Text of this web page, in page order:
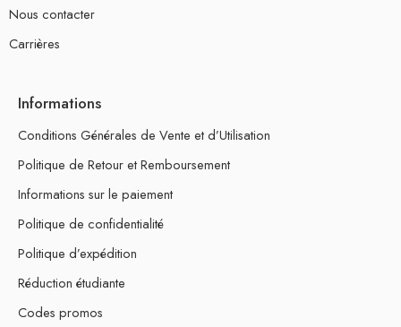
Nous contacter
Carrières
Informations
Conditions Générales de Vente et d’Utilisation
Politique de Retour et Remboursement
Informations sur le paiement
Politique de confidentialité
Politique d’expédition
Réduction étudiante
Codes promos